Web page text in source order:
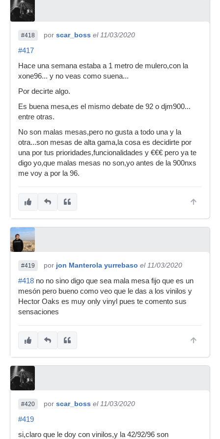
#418 por scar_boss el 11/03/2020
#417
Hace una semana estaba a 1 metro de mulero,con la
xone96... y no veas como suena...
Por decirte algo.
Es buena mesa,es el mismo debate de 92 o djm900...
entre otras.
No son malas mesas,pero no gusta a todo una y la
otra...son mesas de alta gama,la cosa es decidirte por
una por tus prioridades,funcionalidades y €€€ pero ya te
digo yo,que malas mesas no son,yo antes de la 900nxs
me voy a por la 96.
#419 por jon Manterola yurrebaso el 11/03/2020
#418 no no sino digo que sea mala mesa fijo que es un
mesón pero bueno como veo que le das a los vinilos y
Hector Oaks es muy only vinyl pues te comento sus
sensaciones
#420 por scar_boss el 11/03/2020
#419
si,claro que le doy con vinilos,y la 42/92/96 son